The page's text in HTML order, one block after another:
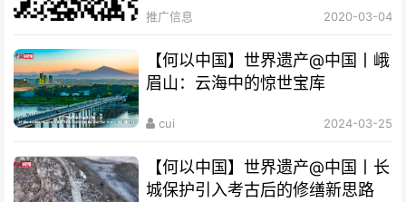
推广信息 2020-03-04
【何以中国】世界遗产@中国丨峨
眉山：云海中的惊世宝库
cui 2024-03-25
【何以中国】世界遗产@中国丨长
城保护引入考古后的修缮新思路